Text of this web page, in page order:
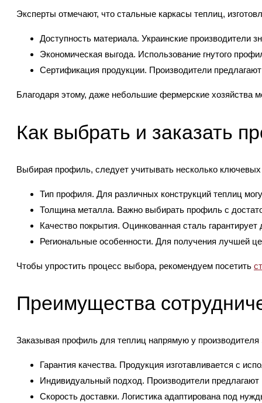
Эксперты отмечают, что стальные каркасы теплиц,
Доступность материала. Украинские производители
Экономическая выгода. Использование гнутого
Сертификация продукции. Производители
Благодаря этому, даже небольшие фермерские хозяйства
Как выбрать и заказать
Выбирая профиль, следует учитывать несколько ключевых
Тип профиля. Для различных конструкций теплиц
Толщина металла. Важно выбирать профиль с
Качество покрытия. Оцинкованная сталь
Региональные особенности. Для получения лучшей
Чтобы упростить процесс выбора, рекомендуем посетить
Преимущества
Заказывая профиль для теплиц напрямую у
Гарантия качества. Продукция изготавливается с
Индивидуальный подход. Производители
Скорость доставки. Логистика адаптирована под